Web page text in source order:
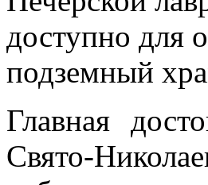
доступно для
подземный
Главная
Свято-